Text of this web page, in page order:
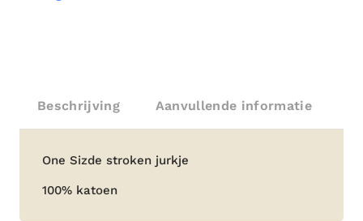
Beschrijving Aanvullende informatie
Beschrijving
One Sizde stroken jurkje
100% katoen